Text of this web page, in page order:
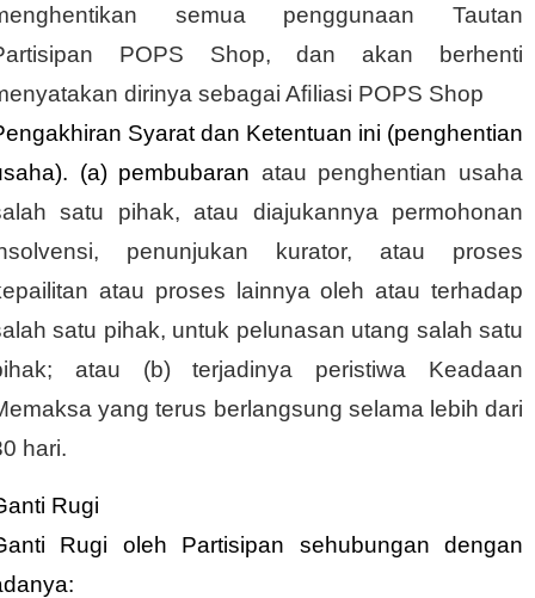
semua penggunaan Tautan
POPS Shop, dan akan berhenti
dirinya sebagai Aﬁliasi POPS Shop
Syarat dan Ketentuan ini (penghentian
(a) pembubaran atau penghentian usaha
satu pihak, atau diajukannya permohonan
penunjukan kurator, atau proses
atau proses lainnya oleh atau terhadap
satu pihak, untuk pelunasan utang salah satu
atau (b) terjadinya peristiwa Keadaan
yang terus berlangsung selama lebih dari
hari.
Rugi
Rugi oleh Partisipan sehubungan dengan